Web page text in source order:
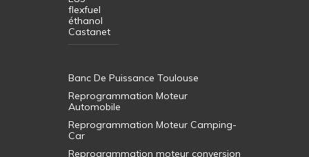
flexfuel
éthanol
Castanet
Banc De Puissance Toulouse
Reprogrammation Moteur
Automobile
Reprogrammation Moteur Camping-
Car
Reprogrammation moteur conversion